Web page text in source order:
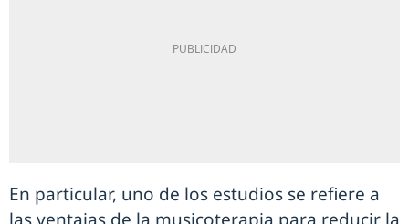
En particular, uno de los estudios se refiere a